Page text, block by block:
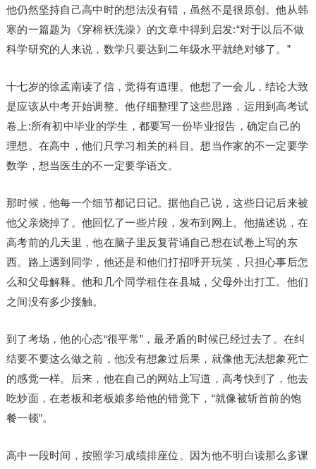
他仍然坚持自己高中时的想法没有错，虽然不是很原创。他从韩
寒的一篇题为《穿棉袄洗澡》的文章中得到启发:“对于以后不做
科学研究的人来说，数学只要达到二年级水平就绝对够了。”
十七岁的徐孟南读了信，觉得有道理。他想了一会儿，结论大致
是应该从中考开始调整。他仔细整理了这些思路，运用到高考试
卷上:所有初中毕业的学生，都要写一份毕业报告，确定自己的
理想。在高中，他们只学习相关的科目。想当作家的不一定要学
数学，想当医生的不一定要学语文。
那时候，他每一个细节都记日记。据他自己说，这些日记后来被
他父亲烧掉了。他回忆了一些片段，发布到网上。他描述说，在
高考前的几天里，他在脑子里反复背诵自己想在试卷上写的东
西。路上遇到同学，他还是和他们打招呼开玩笑，只担心事后怎
么和父母解释。他和几个同学租住在县城，父母外出打工。他们
之间没有多少接触。
到了考场，他的心态“很平常”，最矛盾的时候已经过去了。在纠
结要不要这么做之前，他没有想象过后果，就像他无法想象死亡
的感觉一样。后来，他在自己的网站上写道，高考快到了，他去
吃炒面，在老板和老板娘多给他的错觉下，“就像被斩首前的饱
餐一顿”。
高中一段时间，按照学习成绩排座位。因为他不明白读那么多课